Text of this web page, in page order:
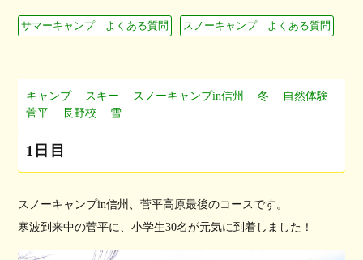
サマーキャンプ よくある質問 スノーキャンプ よくある質問
キャンプ スキー スノーキャンプin信州 冬
自然体験
菅平
長野校 雪
1日目
スノーキャンプin信州、菅平高原最後のコースです。
寒波到来中の菅平に、小学生30名が元気に到着しました！